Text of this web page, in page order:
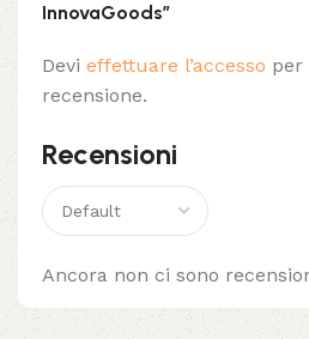
Recensioni
Ancora non ci sono
InnovaGoods”
Devi effettuare l’accesso per
recensione.